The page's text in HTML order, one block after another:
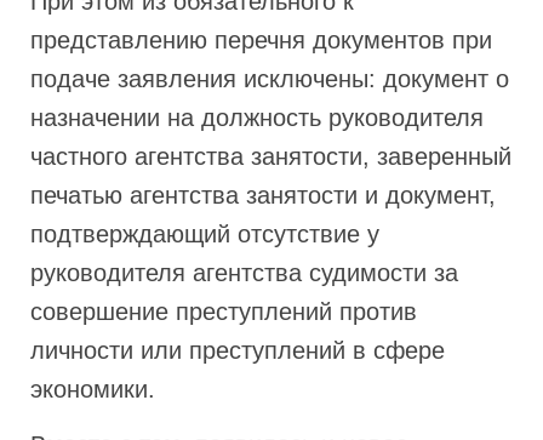
представлению перечня документов при
подаче заявления исключены: документ о
назначении на должность руководителя
частного агентства занятости, заверенный
печатью агентства занятости и документ,
подтверждающий отсутствие у
руководителя агентства судимости за
совершение преступлений против
личности или преступлений в сфере
экономики.